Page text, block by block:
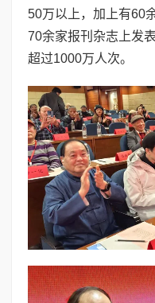
50万以上，加上有60
70余家报刊杂志上发
超过1000万人次。